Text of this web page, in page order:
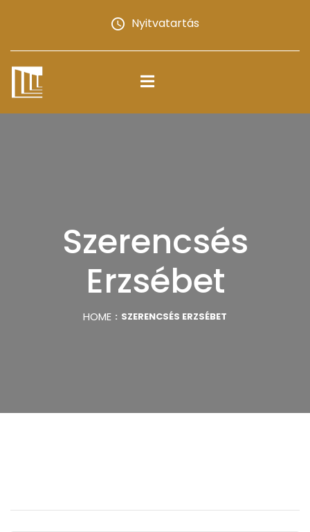
Nyitvatartás
Szerencsés
Erzsébet
HOME SZERENCSÉS ERZSÉBET